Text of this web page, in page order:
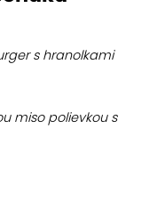
s hranolkami
miso polievkou s